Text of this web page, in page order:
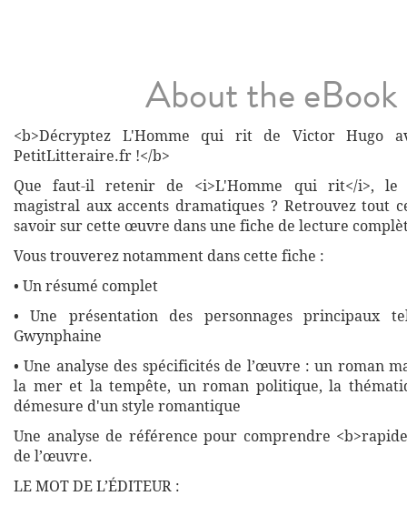
About the eBook
<b>Décryptez L'Homme qui rit de Victor Hugo
PetitLitteraire.fr !</b>
Que faut-il retenir de <i>L'Homme qui rit</i>, le
magistral aux accents dramatiques ? Retrouvez tout
savoir sur cette œuvre dans une fiche de lecture
Vous trouverez notamment dans cette fiche :
• Un résumé complet
• Une présentation des personnages principaux
Gwynphaine
• Une analyse des spécificités de l’œuvre : un roman
la mer et la tempête, un roman politique, la
démesure d'un style romantique
Une analyse de référence pour comprendre
de l’œuvre.
LE MOT DE L’ÉDITEUR :